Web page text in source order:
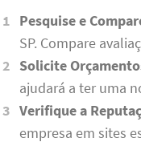
Pesquise e
SP. Compare
Solicite
ajudará a ter uma
Verifique a
empresa em sites